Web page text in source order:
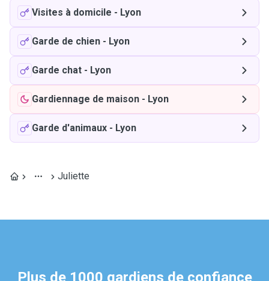
Visites à domicile - Lyon
Garde de chien - Lyon
Garde chat - Lyon
Gardiennage de maison - Lyon
Garde d'animaux - Lyon
Juliette
Plus de 1000 gardiens de confiance